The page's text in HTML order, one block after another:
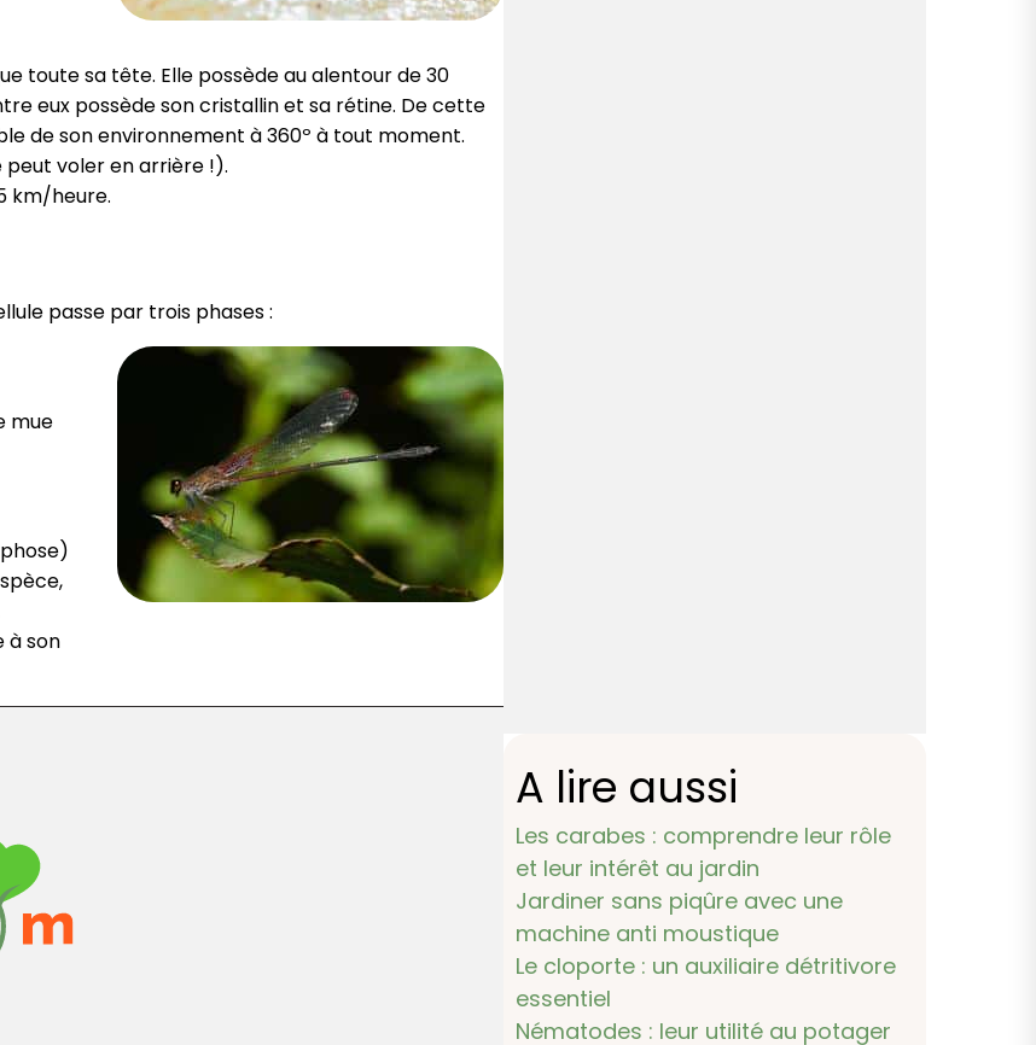
toute sa tête. Elle possède au alentour de 30
eux possède son cristallin et sa rétine. De cette
de son environnement à 360º à tout moment.
peut voler en arrière !).
km/heure.
passe par trois phases :
mue
à son
A lire aussi
Les carabes : comprendre leur rôle
et leur intérêt au jardin
Jardiner sans piqûre avec une
machine anti moustique
Le cloporte : un auxiliaire détritivore
essentiel
Nématodes : leur utilité au potager